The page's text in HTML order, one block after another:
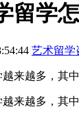
留学
艺术留学
来越多，其
来越多，其